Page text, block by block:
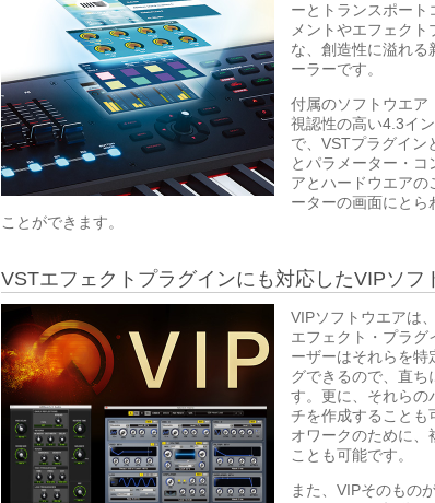
ーとトランスポート
メントやエフェク
な、創造性に溢れる
ーラーです。
付属のソフトウエア
視認性の高い4.3イ
で、VSTプラグイン
とパラメーター・
アとハードウエアの
ーターの画面にとら
ことができます。
VSTエフェクトプラグインにも対応したVIPソフ
VIPソフトウエアは
エフェクト・プラグ
ーザーはそれらを特
グできるので、直ち
す。更に、それらの
チを作成することも
オワークのために、
ことも可能です。
また、VIPそのもの